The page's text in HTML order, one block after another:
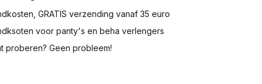
GRATIS verzending vanaf 35 euro
voor panty's en beha verlengers
proberen? Geen probleem!